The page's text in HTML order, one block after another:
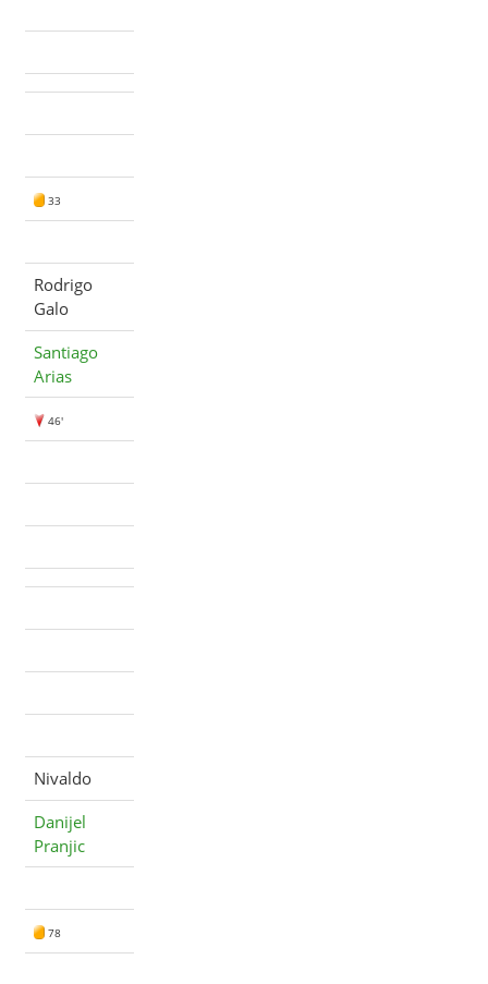
33
Rodrigo
Galo
Santiago
Arias
46'
Nivaldo
Danijel
Pranjic
78